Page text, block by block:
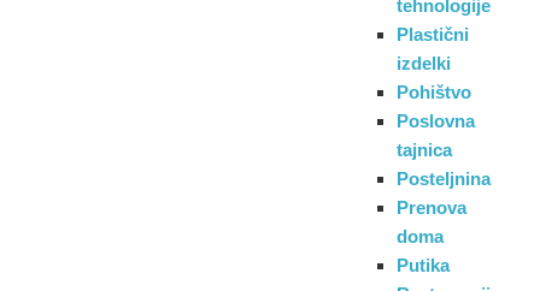
tehnologije
Plastični
izdelki
Pohištvo
Poslovna
tajnica
Posteljnina
Prenova
doma
Putika